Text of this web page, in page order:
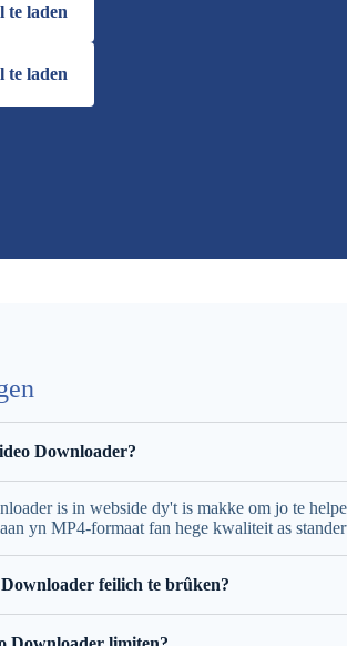
te laden
te laden
Downloader?
is in webside dy't is makke om jo te
yn MP4-formaat fan hege kwaliteit as
feilich te brûken?